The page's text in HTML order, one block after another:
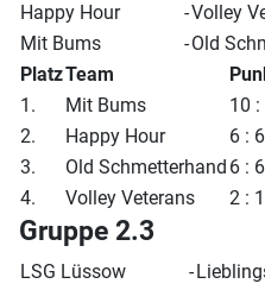
Happy Hour
-Volley
Mit Bums
-Old
PlatzTeam
1.
Mit Bums 10 :
2.
Happy Hour 6 : 6
3.
Old Schmetterhand 6 : 6
4.
Volley Veterans 2 :
Gruppe 2.3
LSG Lüssow -